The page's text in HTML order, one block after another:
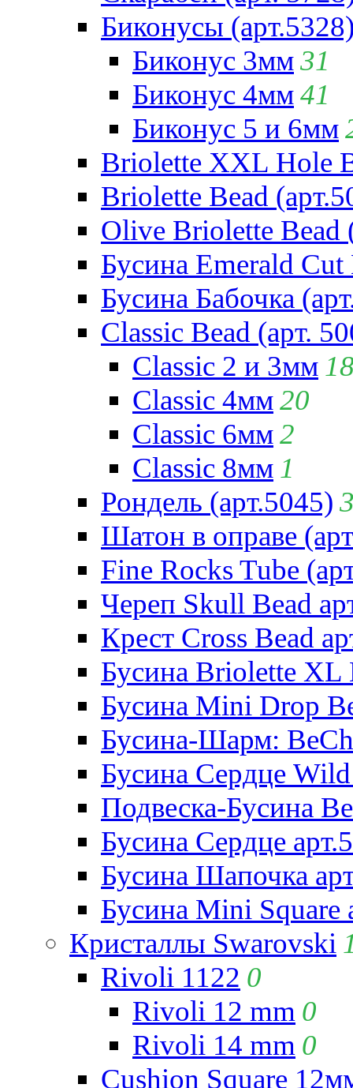
Биконусы
Биконус 3мм31
Биконус 4мм41
Биконус 5 и 6мм
Briolette XXL Hole
Briolette Bead
Olive Briolette Bead
Бусина Emerald Cut
Бусина Бабочка
Classic Bead (арт.
Classic 2 и 3мм
Classic 4мм20
Classic 6мм2
Classic 8мм 1
Рондель (арт.5045)
Шатон в оправе
Fine Rocks Tube
Череп Skull Bead
Крест Cross Bead
Бусина Briolette XL
Бусина Mini Drop
Бусина-Шарм:
Бусина Сердце
Подвеска-Бусина
Бусина Сердце
Бусина Шапочка
Бусина Mini Square
Кристаллы Swarovski
Rivoli 1122 0
Rivoli 12 mm 0
Rivoli 14 mm 0
Cushion Square